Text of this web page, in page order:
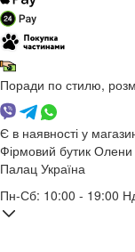
Поради по стилю,
Є в наявності у
Фірмовий бутик
Палац Україна
Пн-Сб: 10:00 - 19:00